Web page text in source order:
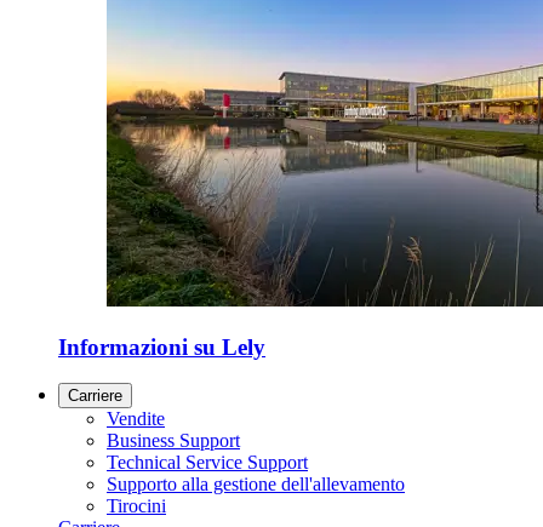
Informazioni su Lely
Carriere
Vendite
Business Support
Technical Service Support
Supporto alla gestione dell'allevamento
Tirocini